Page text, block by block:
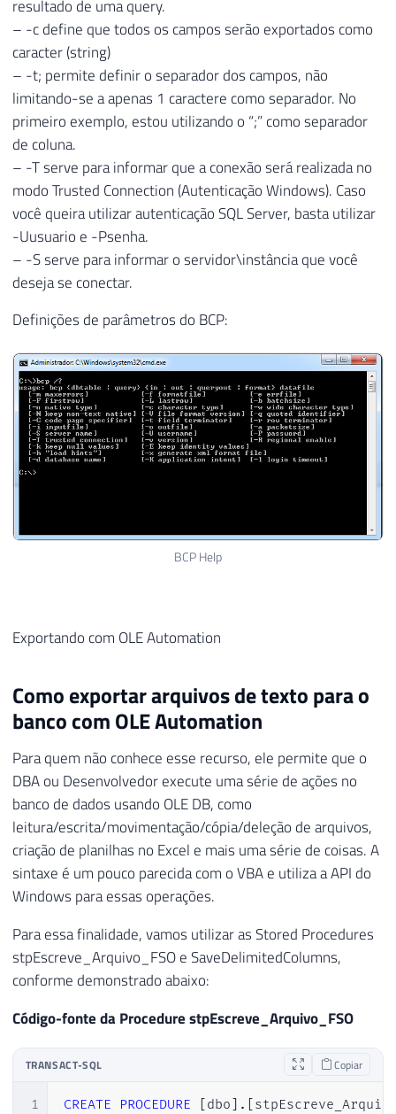
resultado de uma query.
– -c define que todos os campos serão exportados como
caracter (string)
– -t; permite definir o separador dos campos, não
limitando-se a apenas 1 caractere como separador. No
primeiro exemplo, estou utilizando o “;” como separador
de coluna.
– -T serve para informar que a conexão será realizada no
modo Trusted Connection (Autenticação Windows). Caso
você queira utilizar autenticação SQL Server, basta utilizar
-Uusuario e -Psenha.
– -S serve para informar o servidor\instância que você
deseja se conectar.
Definições de parâmetros do BCP:
BCP Help
Exportando com OLE Automation
Como exportar arquivos de texto para o
banco com OLE Automation
Para quem não conhece esse recurso, ele permite que o
DBA ou Desenvolvedor execute uma série de ações no
banco de dados usando OLE DB, como
leitura/escrita/movimentação/cópia/deleção de arquivos,
criação de planilhas no Excel e mais uma série de coisas. A
sintaxe é um pouco parecida com o VBA e utiliza a API do
Windows para essas operações.
Para essa finalidade, vamos utilizar as Stored Procedures
stpEscreve_Arquivo_FSO e SaveDelimitedColumns,
conforme demonstrado abaixo:
Código-fonte da Procedure stpEscreve_Arquivo_FSO
TRANSACT-SQL Copiar
1
CREATE PROCEDURE [dbo] . [